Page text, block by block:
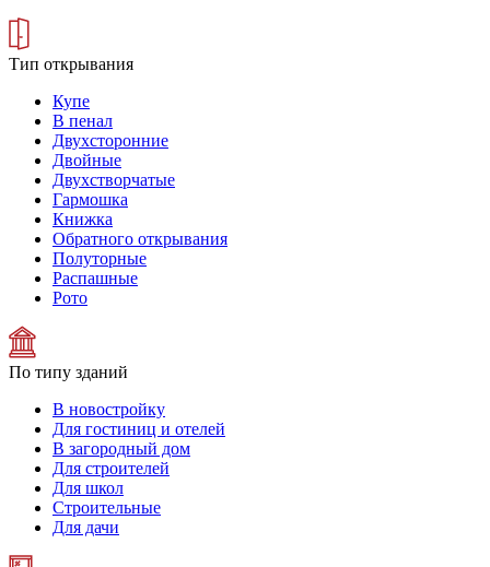
Тип открывания
Купе
В пенал
Двухсторонние
Двойные
Двухстворчатые
Гармошка
Книжка
Обратного открывания
Полуторные
Распашные
Рото
По типу зданий
В новостройку
Для гостиниц и отелей
В загородный дом
Для строителей
Для школ
Строительные
Для дачи